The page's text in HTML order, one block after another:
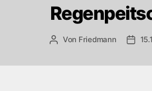
Beitragsautor
Von Friedmann